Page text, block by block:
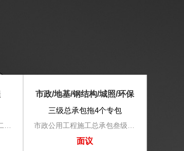
防水防腐保温工程专业承包二级、古建筑工程专业承包贰级、特种工程专包不分等级
市政/地基/钢结构/城照/环保
三级总承包拖4个专包
市政公用工程施工总承包叁级、地基基础工程专业承包三级、钢结构工程专业承包三级、城市及道路照明工程专业承包三级、环保工程专业承包三级 ​
面议